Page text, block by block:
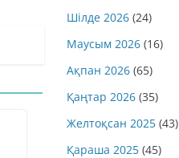
Шілде 2026 (24)
Маусым 2026 (16)
Ақпан 2026 (65)
Қаңтар 2026 (35)
Желтоқсан 2025 (43)
Қараша 2025 (45)